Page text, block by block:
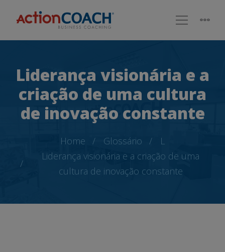
Liderança visionária e a
criação de uma cultura
de inovação constante
Home Glossário
L
Liderança visionária e a criação de uma
cultura de inovação constante